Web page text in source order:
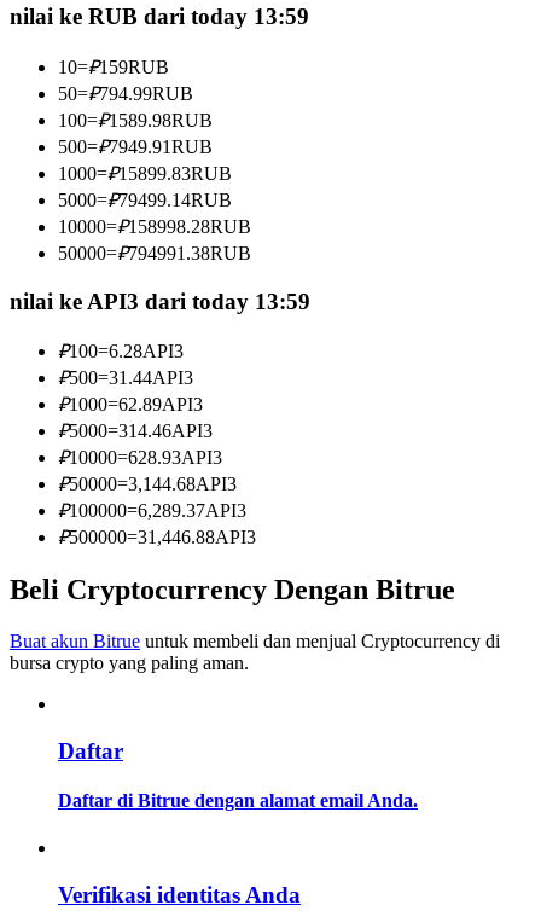
Menjadi Pedagang Salinan
Nikmati pembagian keuntungan dan komisi copy trading
Informasi
Analisis data besar termasuk info perdagangan, dll.
Panduan Pemula Berjangka
nilai ke RUB dari today 13:59
10=₽159RUB
50=₽794.99RUB
100=₽1589.98RUB
500=₽7949.91RUB
1000=₽15899.83RUB
5000=₽79499.14RUB
10000=₽158998.28RUB
50000=₽794991.38RUB
nilai ke API3 dari today 13:59
₽100=6.28API3
₽500=31.44API3
₽1000=62.89API3
₽5000=314.46API3
₽10000=628.93API3
₽50000=3,144.68API3
₽100000=6,289.37API3
₽500000=31,446.88API3
Beli Cryptocurrency Dengan Bitrue
Buat akun Bitrue untuk membeli dan menjual Cryptocurrency di
bursa crypto yang paling aman.
Daftar
Daftar di Bitrue dengan alamat email Anda.
Verifikasi identitas Anda